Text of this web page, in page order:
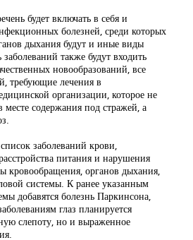
будет включать в себя и
болезней, среди которых
дыхания будут и иные виды
также будут входить
новообразований, все
требующие лечения в
организации, которое не
содержания под стражей, а
заболеваний крови,
питания и нарушения
кровообращения, органов дыхания,
системы. К ранее указанным
добавятся болезнь Паркинсона,
глаз планируется
слепоту, но и выраженное